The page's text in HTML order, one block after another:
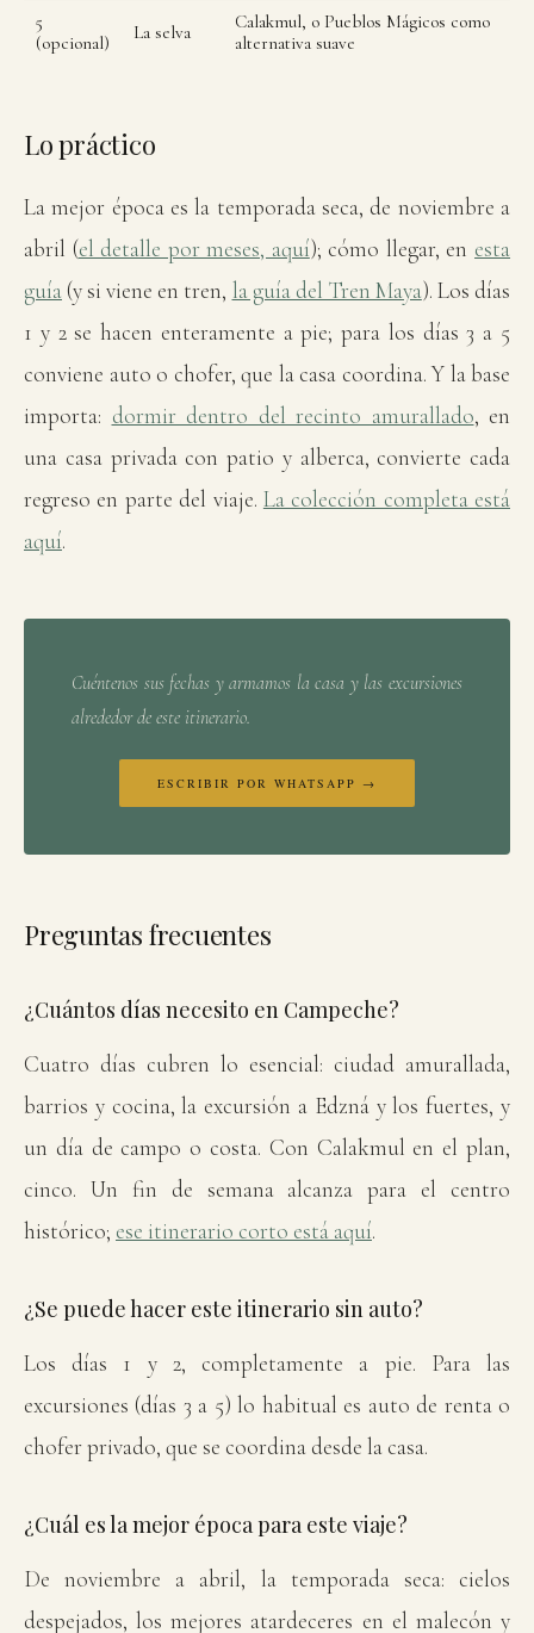
5
(opcional)
La selva
Calakmul, o Pueblos Mágicos como
alternativa suave
Lo práctico
La mejor época es la temporada seca, de noviembre a
abril (el detalle por meses, aquí); cómo llegar, en esta
guía (y si viene en tren, la guía del Tren Maya). Los días
1 y 2 se hacen enteramente a pie; para los días 3 a 5
conviene auto o chofer, que la casa coordina. Y la base
importa: dormir dentro del recinto amurallado, en
una casa privada con patio y alberca, convierte cada
regreso en parte del viaje. La colección completa está
aquí.
Cuéntenos sus fechas y armamos la casa y las excursiones
alrededor de este itinerario.
ESCRIBIR POR WHATSAPP →
Preguntas frecuentes
¿Cuántos días necesito en Campeche?
Cuatro días cubren lo esencial: ciudad amurallada,
barrios y cocina, la excursión a Edzná y los fuertes, y
un día de campo o costa. Con Calakmul en el plan,
cinco. Un fin de semana alcanza para el centro
histórico; ese itinerario corto está aquí.
¿Se puede hacer este itinerario sin auto?
Los días 1 y 2, completamente a pie. Para las
excursiones (días 3 a 5) lo habitual es auto de renta o
chofer privado, que se coordina desde la casa.
¿Cuál es la mejor época para este viaje?
De noviembre a abril, la temporada seca: cielos
despejados, los mejores atardeceres en el malecón y